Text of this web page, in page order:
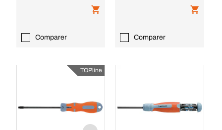
Comparer Comparer
TOPline